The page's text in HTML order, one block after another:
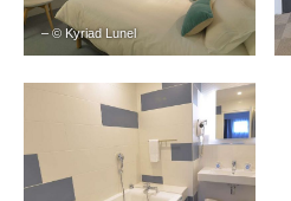
– © Kyriad Lunel